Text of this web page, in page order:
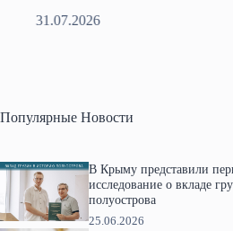
Популярные Новости
В Крыму представили
исследование о вкладе
полуострова
25.06.2026